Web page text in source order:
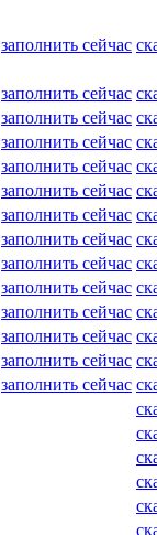
заполнить сейчас
заполнить сейчас
заполнить сейчас
заполнить сейчас
заполнить сейчас
заполнить сейчас
заполнить сейчас
заполнить сейчас
заполнить сейчас
заполнить сейчас
заполнить сейчас
заполнить сейчас
заполнить сейчас
заполнить сейчас